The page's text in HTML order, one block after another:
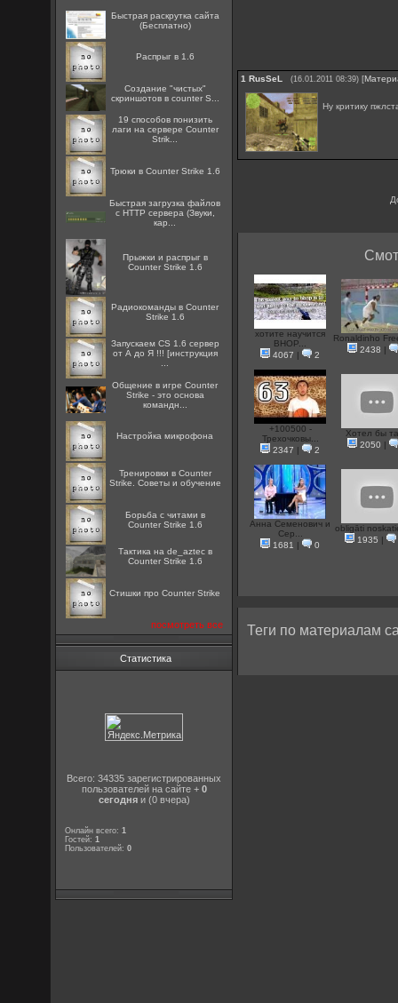
Быстрая раскрутка сайта
(Бесплатно)
Распрыг в 1.6
Создание "чистых"
скриншотов в counter S...
19 способов понизить
лаги на сервере Counter
Strik...
Трюки в Counter Strike 1.6
Быстрая загрузка файлов
с HTTP сервера (Звуки,
кар...
Прыжки и распрыг в
Counter Strike 1.6
Радиокоманды в Counter
Strike 1.6
Запускаем CS 1.6 сервер
от А до Я !!! [инструкция
Общение в игре Counter
Strike - это основа
командн...
Настройка микрофона
Тренировки в Counter
Strike. Советы и обучение
Борьба с читами в
Counter Strike 1.6
Тактика на de_aztec в
Counter Strike 1.6
Стишки про Counter Strike
посмотреть все
Статистика
Всего: 34335 зарегистрированных
пользователей на сайте + 0
сегодняи (0 вчера)
Онлайн всего:1
Гостей:1
Пользователей:0
1 RusSeL (16.01.2011 08:39) [
Ну критику
хотите научится
BHOP...
4067 | 2
Ronaldinho
2438 |
+100500 -
Трехочковы...
2347 | 2
Хотел бы
2050 |
Анна Семенович и
Сер...
1681 | 0
obligāti
1935 |
Теги по материалам